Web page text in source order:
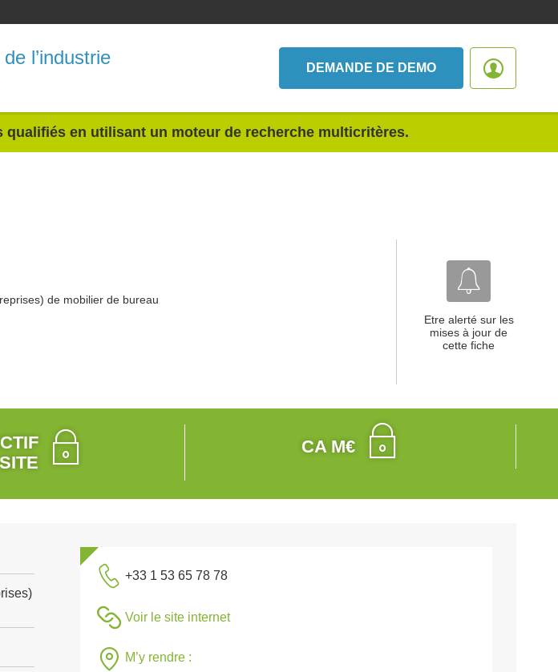
l’industrie
DEMANDE DE DEMO
qualifiés en utilisant un moteur de recherche multicritères.
de mobilier de bureau
Etre alerté sur les
mises à jour de
cette fiche
SITE
CA M€
+33 1 53 65 78 78
Voir le site internet
M’y rendre :